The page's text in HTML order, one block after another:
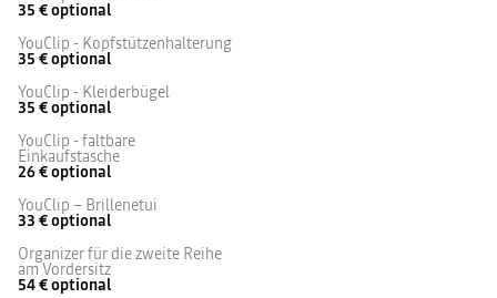
35 €optional
YouClip - Kopfstützenhalterung
35 €optional
YouClip - Kleiderbügel
35 €optional
YouClip - faltbare
Einkaufstasche
26 €optional
YouClip – Brillenetui
33 €optional
Organizer für die zweite Reihe
am Vordersitz
54 €optional